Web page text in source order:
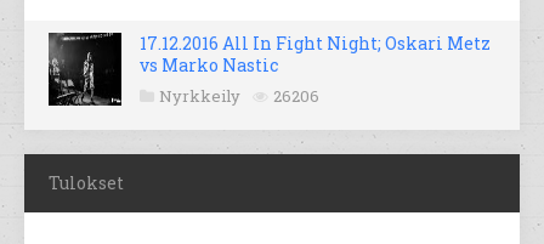
17.12.2016 All In Fight Night; Oskari Metz
vs Marko Nastic
Nyrkkeily 26206
Tulokset